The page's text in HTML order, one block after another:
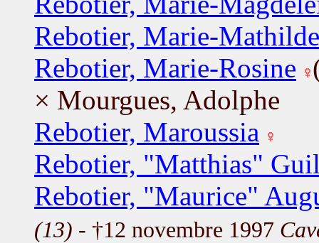
Rebotier, Marie-Mathilde
Rebotier, Marie-Rosine
× Mourgues, Adolphe
Rebotier, Maroussia
Rebotier, "Matthias"
Rebotier, "Maurice"
(13) - †12 novembre 1997